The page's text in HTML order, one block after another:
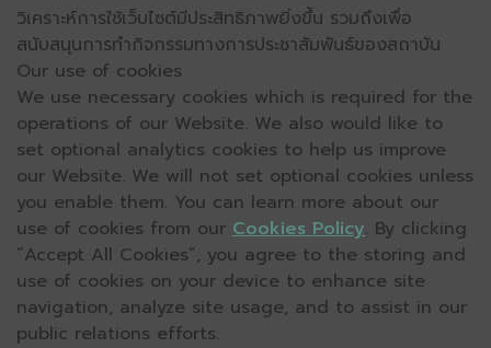
วิเคราะห์การใช้เว็บไซต์มีประสิทธิภาพยิ่งขึ้น รวมถึงเพื่อ
สนับสนุนการทำกิจกรรมทางการประชาสัมพันธ์ของสถาบัน
Our use of cookies
We use necessary cookies which is required for the
operations of our Website. We also would like to
set optional analytics cookies to help us improve
our Website. We will not set optional cookies unless
you enable them. You can learn more about our
use of cookies from our Cookies Policy. By clicking
“Accept All Cookies”, you agree to the storing and
use of cookies on your device to enhance site
navigation, analyze site usage, and to assist in our
public relations efforts.